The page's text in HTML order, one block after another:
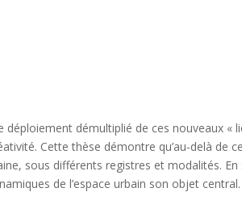
déploiement démultiplié de ces nouveaux «
Cette thèse démontre qu’au-delà de
sous différents registres et modalités.
de l’espace urbain son objet central.